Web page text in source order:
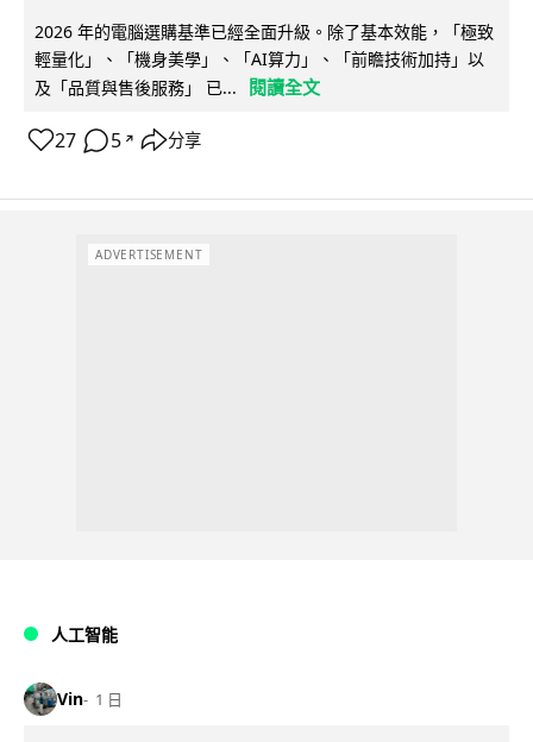
2026 年的電腦選購基準已經全面升級。除了基本效能，「極致
輕量化」、「機身美學」、「AI算力」、「前瞻技術加持」以
及「品質與售後服務」 已...
閱讀全文
27 5 ↗ 分享
ADVERTISEMENT
人工智能
Vin 1 日